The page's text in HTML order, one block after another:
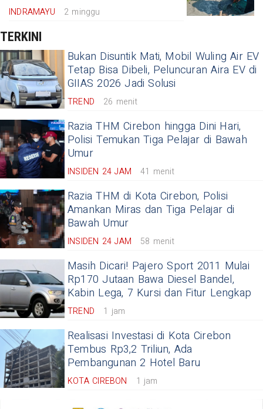
INDRAMAYU 2 minggu
TERKINI
Bukan Disuntik Mati, Mobil Wuling Air EV
Tetap Bisa Dibeli, Peluncuran Aira EV di
GIIAS 2026 Jadi Solusi
TREND 26 menit
Razia THM Cirebon hingga Dini Hari,
Polisi Temukan Tiga Pelajar di Bawah
Umur
INSIDEN 24 JAM 41 menit
Razia THM di Kota Cirebon, Polisi
Amankan Miras dan Tiga Pelajar di
Bawah Umur
INSIDEN 24 JAM 58 menit
Masih Dicari! Pajero Sport 2011 Mulai
Rp170 Jutaan Bawa Diesel Bandel,
Kabin Lega, 7 Kursi dan Fitur Lengkap
TREND 1 jam
Realisasi Investasi di Kota Cirebon
Tembus Rp3,2 Triliun, Ada
Pembangunan 2 Hotel Baru
KOTA CIREBON 1 jam